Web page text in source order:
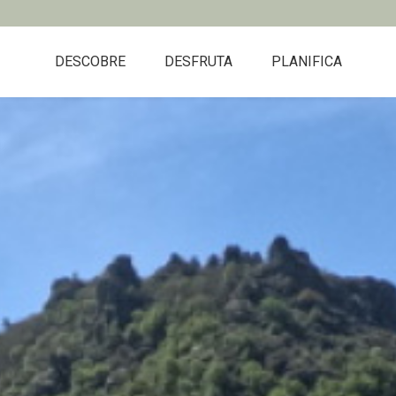
DESCOBRE DESFRUTA PLANIFICA